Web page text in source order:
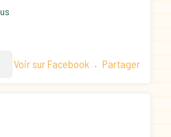
Voir sur Facebook · Partager